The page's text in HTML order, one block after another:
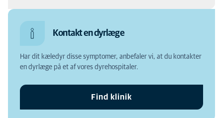
Hvordan stilles diagnosen?
Kontakt en dyrlæge
Har dit kæledyr disse symptomer, anbefaler vi, at du kontakter
en dyrlæge på et af vores dyrehospitaler.
Find klinik